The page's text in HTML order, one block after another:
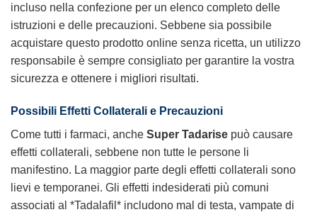
incluso nella confezione per un elenco completo delle
istruzioni e delle precauzioni. Sebbene sia possibile
acquistare questo prodotto online senza ricetta, un utilizzo
responsabile è sempre consigliato per garantire la vostra
sicurezza e ottenere i migliori risultati.
Possibili Effetti Collaterali e Precauzioni
Come tutti i farmaci, anche Super Tadarise può causare
effetti collaterali, sebbene non tutte le persone li
manifestino. La maggior parte degli effetti collaterali sono
lievi e temporanei. Gli effetti indesiderati più comuni
associati al *Tadalafil* includono mal di testa, vampate di